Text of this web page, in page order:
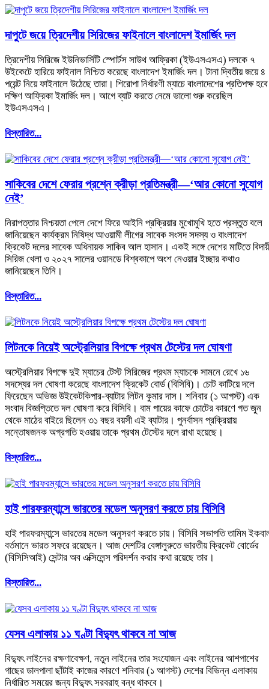
দাপুটে জয়ে ত্রিদেশীয় সিরিজের ফাইনালে বাংলাদেশ ইমার্জিং দল
ত্রিদেশীয় সিরিজে ইউনিভার্সিটি স্পোর্টস সাউথ আফ্রিকা (ইউএসএসএ) দলকে ৭
উইকেটে হারিয়ে ফাইনাল নিশ্চিত করেছে বাংলাদেশ ইমার্জিং দল। টানা দ্বিতীয় জয়ে ৪
পয়েন্ট নিয়ে ফাইনালে উঠেছে তারা। শিরোপা নির্ধারণী ম্যাচে বাংলাদেশের প্রতিপক্ষ হবে
দক্ষিণ আফ্রিকা ইমার্জিং দল। আগে ব্যাট করতে নেমে ভালো শুরু করেছিল
ইউএসএসএ।
বিস্তারিত...
সাকিবের দেশে ফেরার প্রশ্নে ক্রীড়া প্রতিমন্ত্রী—‘আর কোনো সুযোগ
নেই’
নিরাপত্তার নিশ্চয়তা পেলে দেশে ফিরে আইনি প্রক্রিয়ার মুখোমুখি হতে প্রস্তুত বলে
জানিয়েছেন কার্যক্রম নিষিদ্ধ আওয়ামী লীগের সাবেক সংসদ সদস্য ও বাংলাদেশ
ক্রিকেট দলের সাবেক অধিনায়ক সাকিব আল হাসান। একই সঙ্গে দেশের মাটিতে
সিরিজ খেলা ও ২০২৭ সালের ওয়ানডে বিশ্বকাপে অংশ নেওয়ার ইচ্ছার কথাও
জানিয়েছেন তিনি।
বিস্তারিত...
লিটনকে নিয়েই অস্ট্রেলিয়ার বিপক্ষে প্রথম টেস্টের দল ঘোষণা
অস্ট্রেলিয়ার বিপক্ষে দুই ম্যাচের টেস্ট সিরিজের প্রথম ম্যাচকে সামনে রেখে ১৬
সদস্যের দল ঘোষণা করেছে বাংলাদেশ ক্রিকেট বোর্ড (বিসিবি)। চোট কাটিয়ে দলে
ফিরেছেন অভিজ্ঞ উইকেটকিপার-ব্যাটার লিটন কুমার দাস। শনিবার (১ আগস্ট) এক
সংবাদ বিজ্ঞপ্তিতে দল ঘোষণা করে বিসিবি। বাম পায়ের কাফে চোটের কারণে গত জুন
থেকে মাঠের বাইরে ছিলেন ৩১ বছর বয়সী এই ব্যাটার। পুনর্বাসন প্রক্রিয়ায়
সন্তোষজনক অগ্রগতি হওয়ায় তাকে প্রথম টেস্টের দলে রাখা হয়েছে।
বিস্তারিত...
হাই পারফরম্যান্সে ভারতের মডেল অনুসরণ করতে চায় বিসিবি
হাই পারফরম্যান্সে ভারতের মডেল অনুসরণ করতে চায়। বিসিবি সভাপতি তামিম
বর্তমানে ভারত সফরে রয়েছেন। আজ দেশটির বেঙ্গালুরুতে ভারতীয় ক্রিকেট বোর্ডের
(বিসিসিআই) সেন্টার অব এক্সিলেন্স পরিদর্শন করার কথা রয়েছে তার।
বিস্তারিত...
যেসব এলাকায় ১১ ঘণ্টা বিদ্যুৎ থাকবে না আজ
বিদ্যুৎ লাইনের রক্ষণাবেক্ষণ, নতুন লাইনের তার সংযোজন এবং লাইনের আশপাশের
গাছের ডালপালা ছাঁটাই কাজের কারণে শনিবার (১ আগস্ট) দেশের বিভিন্ন এলাকায়
নির্ধারিত সময়ের জন্য বিদ্যুৎ সরবরাহ বন্ধ থাকবে।